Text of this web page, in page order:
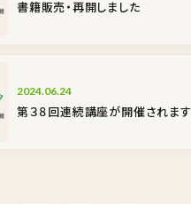
書籍販売・再開しました
2024.06.24
第３８回連続講座が開催されます